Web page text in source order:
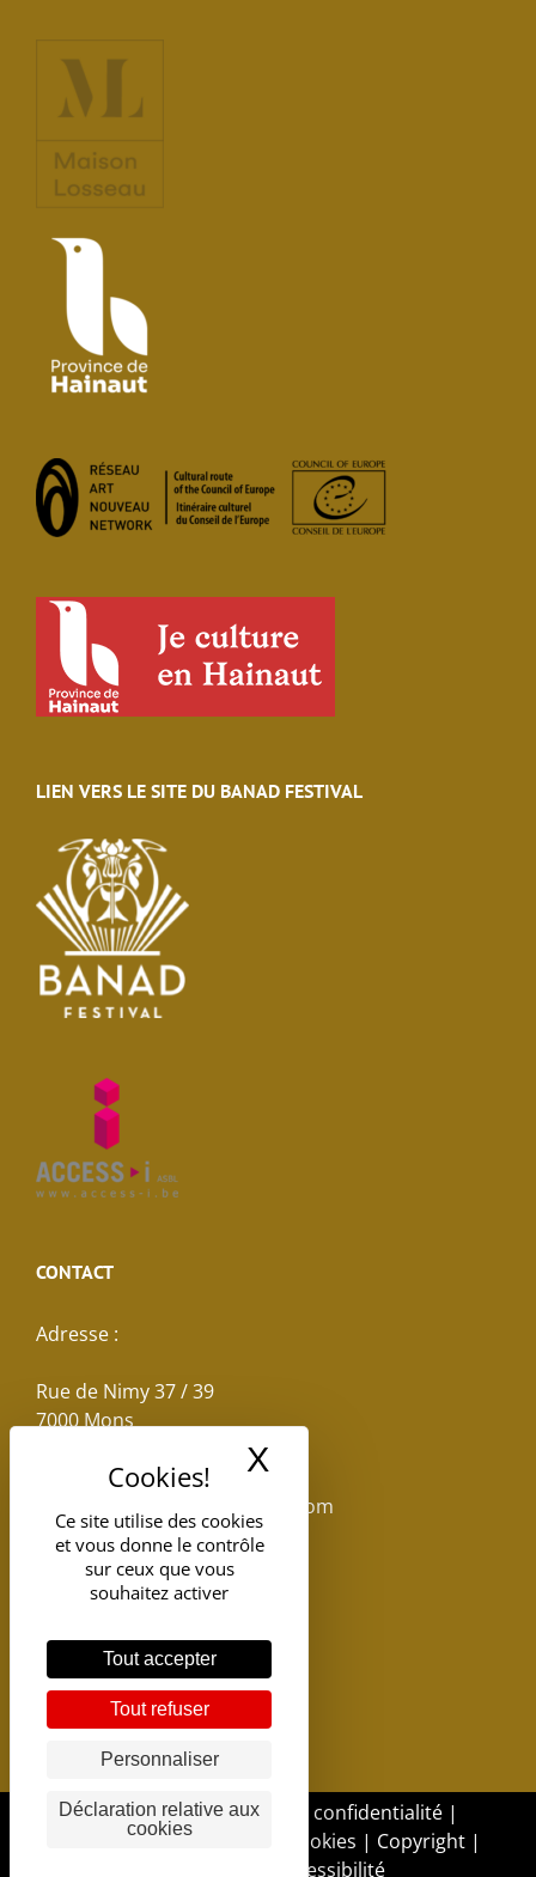
Ce site utilise des cookies
et vous donne le contrôle
sur ceux que vous
souhaitez activer
Tout accepter
Tout refuser
Personnaliser
Déclaration relative aux
cookies
X
LIEN VERS LE SITE DU BANAD FESTIVAL
CONTACT
Adresse :
Rue de Nimy 37 / 39
7000 Mons
reservations.losseau@gmail.com
Tel: +32(0)65.398.880
DGSI - 2017 |Politique de confidentialité |
Politique d'utilisation des cookies | Copyright |
Déclaration d’accessibilité